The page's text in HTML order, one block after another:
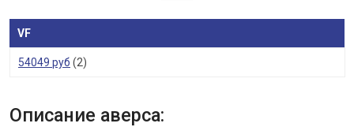
VF
54049 руб (2)
Описание аверса: